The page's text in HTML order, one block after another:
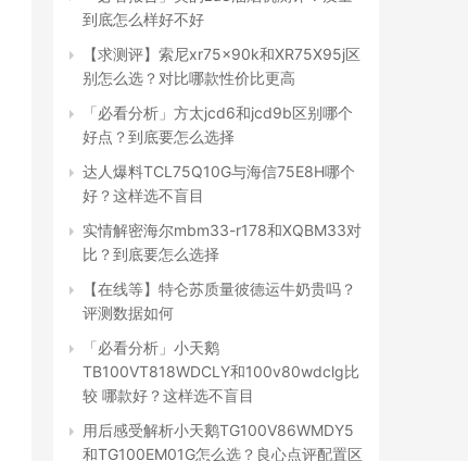
到底怎么样好不好
【求测评】索尼xr75x90k和XR75X95j区
别怎么选？对比哪款性价比更高
「必看分析」方太jcd6和jcd9b区别哪个
好点？到底要怎么选择
达人爆料TCL75Q10G与海信75E8H哪个
好？这样选不盲目
实情解密海尔mbm33-r178和XQBM33对
比？到底要怎么选择
【在线等】特仑苏质量彼德运牛奶贵吗？
评测数据如何
「必看分析」小天鹅
TB100VT818WDCLY和100v80wdclg比
较 哪款好？这样选不盲目
用后感受解析小天鹅TG100V86WMDY5
和TG100EM01G怎么选？良心点评配置区